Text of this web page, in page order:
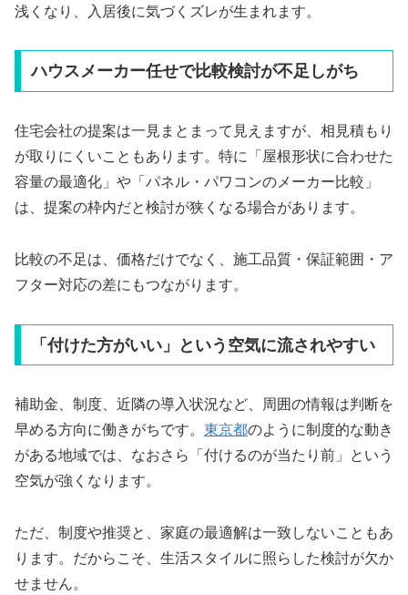
浅くなり、入居後に気づくズレが生まれます。
ハウスメーカー任せで比較検討が不足しがち
住宅会社の提案は一見まとまって見えますが、相見積もり
が取りにくいこともあります。特に「屋根形状に合わせた
容量の最適化」や「パネル・パワコンのメーカー比較」
は、提案の枠内だと検討が狭くなる場合があります。
比較の不足は、価格だけでなく、施工品質・保証範囲・ア
フター対応の差にもつながります。
「付けた方がいい」という空気に流されやすい
補助金、制度、近隣の導入状況など、周囲の情報は判断を
早める方向に働きがちです。 東京都のように制度的な動き
がある地域では、なおさら「付けるのが当たり前」という
空気が強くなります。
ただ、制度や推奨と、家庭の最適解は一致しないこともあ
ります。だからこそ、生活スタイルに照らした検討が欠か
せません。